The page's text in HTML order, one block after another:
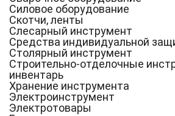
Силовое оборудование
Скотчи, ленты
Слесарный инструмент
Средства индивидуальной
Столярный инструмент
Строительно-отделочные
инвентарь
Хранение инструмента
Электроинструмент
Электротовары